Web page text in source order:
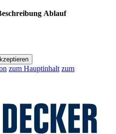
Ablauf
zum Hauptinhalt zum